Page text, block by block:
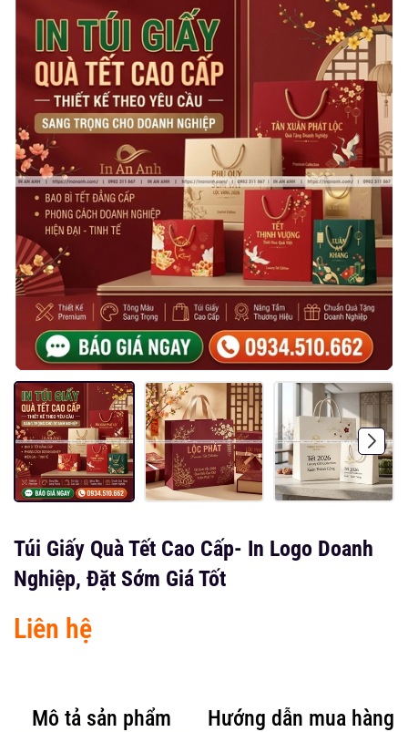
Túi Giấy Quà Tết Cao Cấp- In Logo Doanh
Nghiệp, Đặt Sớm Giá Tốt
Liên hệ
Mô tả sản phẩm Hướng dẫn mua hàng